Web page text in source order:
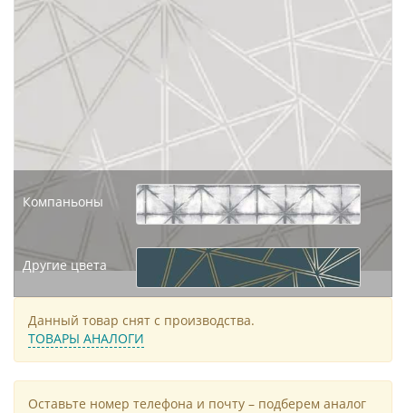
Компаньоны
Другие цвета
Данный товар снят с производства.
ТОВАРЫ АНАЛОГИ
Оставьте номер телефона и почту – подберем аналог